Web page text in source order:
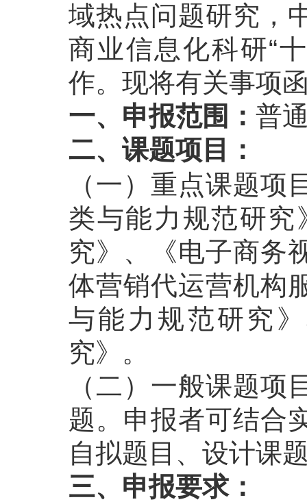
域热点问题研究，
商业信息化科研“
作。现将有关事项
一、申报范围： 普
二、课题项目：
（一）重点课题
类与能力规范研
究》、《电子商务
体营销代运营机构
与能力规范研究
究》。
（二）一般课题
题。申报者可结合
自拟题目、设计课
三、申报要求：